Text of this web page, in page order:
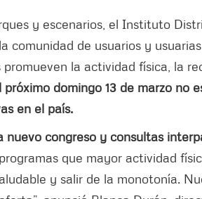
y escenarios, el Instituto
comunidad de usuarios y
la actividad física, la
próximo domingo 13 de marzo no
en el país.
nuevo congreso y consultas
que mayor actividad
y salir de la monotonía.